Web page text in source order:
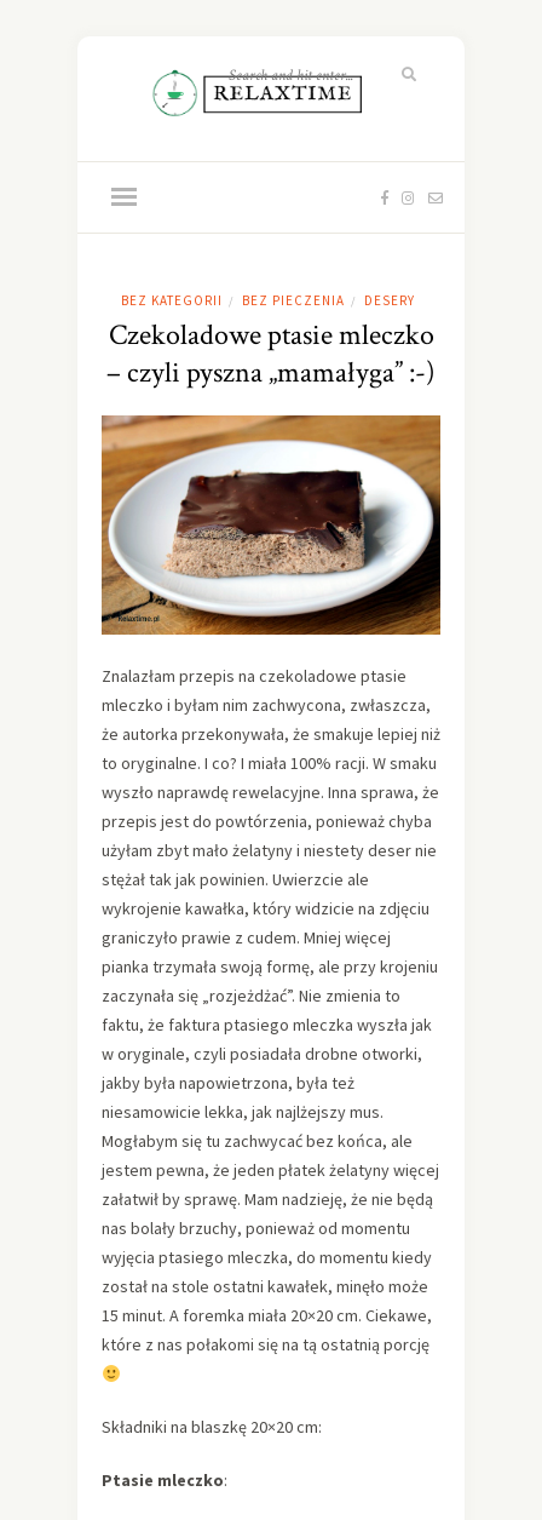
BEZ KATEGORII / BEZ PIECZENIA / DESERY
Czekoladowe ptasie mleczko
– czyli pyszna „mamałyga” :-)
Znalazłam przepis na czekoladowe ptasie
mleczko i byłam nim zachwycona, zwłaszcza,
że autorka przekonywała, że smakuje lepiej niż
to oryginalne. I co? I miała 100% racji. W smaku
wyszło naprawdę rewelacyjne. Inna sprawa, że
przepis jest do powtórzenia, ponieważ chyba
użyłam zbyt mało żelatyny i niestety deser nie
stężał tak jak powinien. Uwierzcie ale
wykrojenie kawałka, który widzicie na zdjęciu
graniczyło prawie z cudem. Mniej więcej
pianka trzymała swoją formę, ale przy krojeniu
zaczynała się „rozjeżdżać”. Nie zmienia to
faktu, że faktura ptasiego mleczka wyszła jak
w oryginale, czyli posiadała drobne otworki,
jakby była napowietrzona, była też
niesamowicie lekka, jak najlżejszy mus.
Mogłabym się tu zachwycać bez końca, ale
jestem pewna, że jeden płatek żelatyny więcej
załatwił by sprawę. Mam nadzieję, że nie będą
nas bolały brzuchy, ponieważ od momentu
wyjęcia ptasiego mleczka, do momentu kiedy
został na stole ostatni kawałek, minęło może
15 minut. A foremka miała 20×20 cm. Ciekawe,
które z nas połakomi się na tą ostatnią porcję
Składniki na blaszkę 20×20 cm:
Ptasie mleczko: